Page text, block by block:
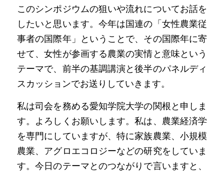
このシンポジウムの狙いや流れについてお話を
したいと思います。今年は国連の「女性農業従
事者の国際年」ということで、その国際年に寄
せて、女性が参画する農業の実情と意味という
テーマで、前半の基調講演と後半のパネルディ
スカッションでお送りしていきます。
私は司会を務める愛知学院大学の関根と申しま
す。よろしくお願いします。私は、農業経済学
を専門にしていますが、特に家族農業、小規模
農業、アグロエコロジーなどの研究をしていま
す。今日のテーマとのつながりで言いますと、